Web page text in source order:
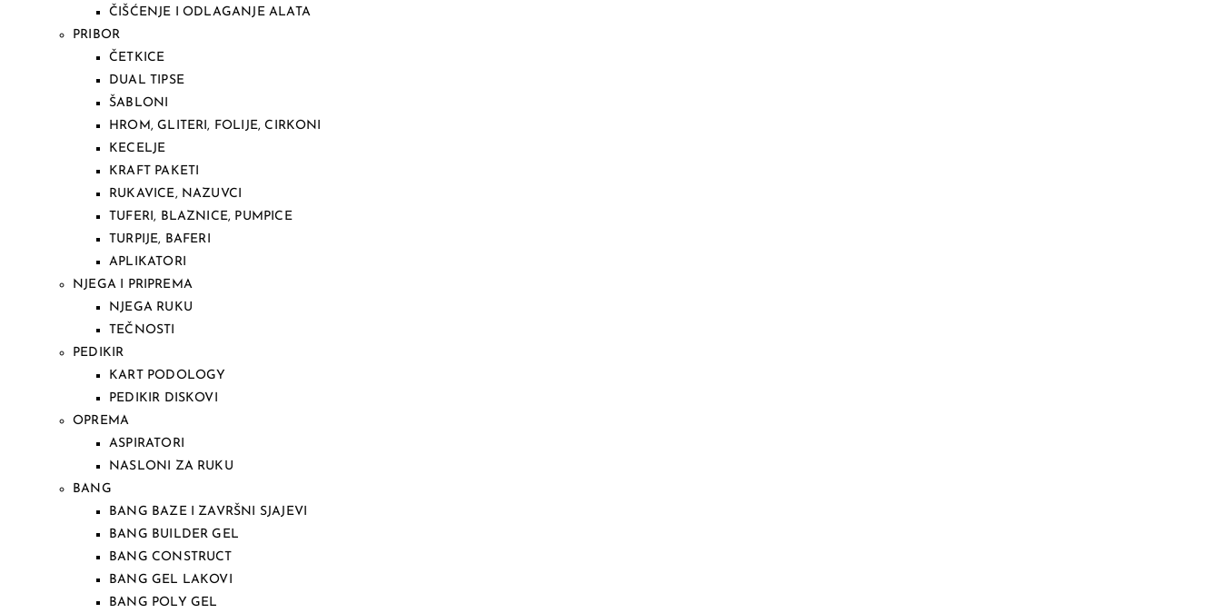
ČIŠĆENJE I ODLAGANJE ALATA
PRIBOR
ČETKICE
DUAL TIPSE
ŠABLONI
HROM, GLITERI, FOLIJE, CIRKONI
KECELJE
KRAFT PAKETI
RUKAVICE, NAZUVCI
TUFERI, BLAZNICE, PUMPICE
TURPIJE, BAFERI
APLIKATORI
NJEGA I PRIPREMA
NJEGA RUKU
TEČNOSTI
PEDIKIR
KART PODOLOGY
PEDIKIR DISKOVI
OPREMA
ASPIRATORI
NASLONI ZA RUKU
BANG
BANG BAZE I ZAVRŠNI SJAJEVI
BANG BUILDER GEL
BANG CONSTRUCT
BANG GEL LAKOVI
BANG POLY GEL